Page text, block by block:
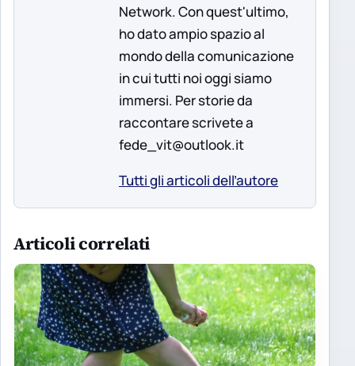
Network. Con quest'ultimo,
ho dato ampio spazio al
mondo della comunicazione
in cui tutti noi oggi siamo
immersi. Per storie da
raccontare scrivete a
fede_vit@outlook.it
Tutti gli articoli dell’autore
Articoli correlati